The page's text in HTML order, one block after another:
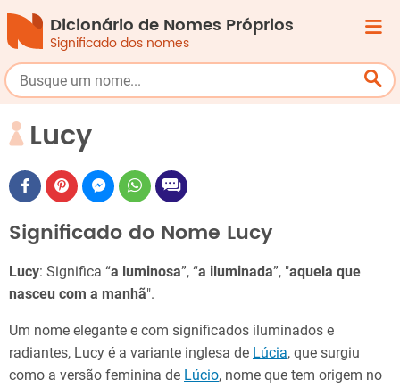
Dicionário de Nomes Próprios
Significado dos nomes
Lucy
Significado do Nome Lucy
Lucy: Significa “a luminosa”, “a iluminada”, "aquela que
nasceu com a manhã".
Um nome elegante e com significados iluminados e
radiantes, Lucy é a variante inglesa de Lúcia, que surgiu
como a versão feminina de Lúcio, nome que tem origem no